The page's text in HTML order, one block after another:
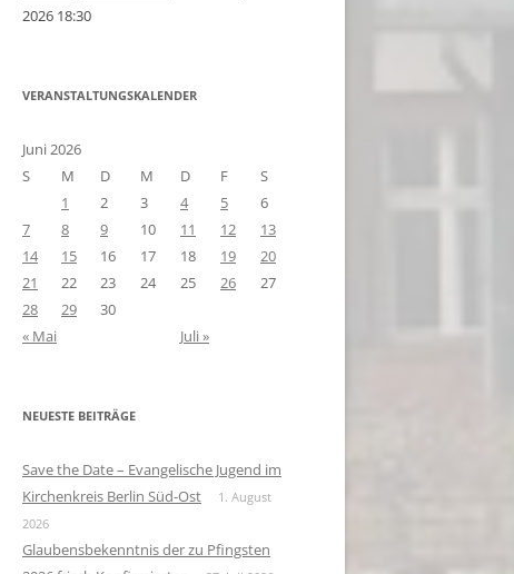
2026 18:30
VERANSTALTUNGSKALENDER
Juni 2026
S
M D M D F
S
1
2 3 4 5
6
7
8 9 10 11 12
13
14
15 16 17 18 19
20
21
22 23 24 25 26
27
28
29
30
« Mai
Juli »
NEUESTE BEITRÄGE
Save the Date – Evangelische Jugend im
Kirchenkreis Berlin Süd-Ost
1. August
2026
Glaubensbekenntnis der zu Pfingsten